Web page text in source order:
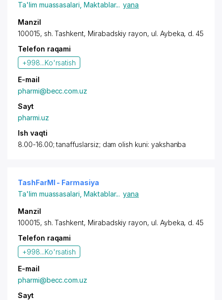
Ta'lim muassasalari Maktablar... yana
Manzil
100015, sh. Tashkent, Mirabadskiy rayon, ul. Aybeka, d. 45
Telefon raqami
+998...Ko'rsatish
E-mail
pharmi@becc.com.uz
Sayt
pharmi.uz
Ish vaqti
8.00-16.00; tanaffuslarsiz; dam olish kuni: yakshanba
TashFarMI - Farmasiya
Ta'lim muassasalari Maktablar... yana
Manzil
100015, sh. Tashkent, Mirabadskiy rayon, ul. Aybeka, d. 45
Telefon raqami
+998...Ko'rsatish
E-mail
pharmi@becc.com.uz
Sayt